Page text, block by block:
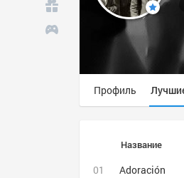
Профиль
Название
Adoración